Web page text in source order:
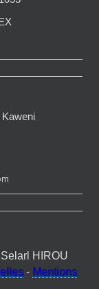
HIROU
- Mentions